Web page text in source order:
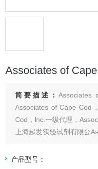
Associates of
简要描述：
Associates of Cape Cod
Cod，lnc.一级代理，
上海起发实验试剂有限公
产品型号：